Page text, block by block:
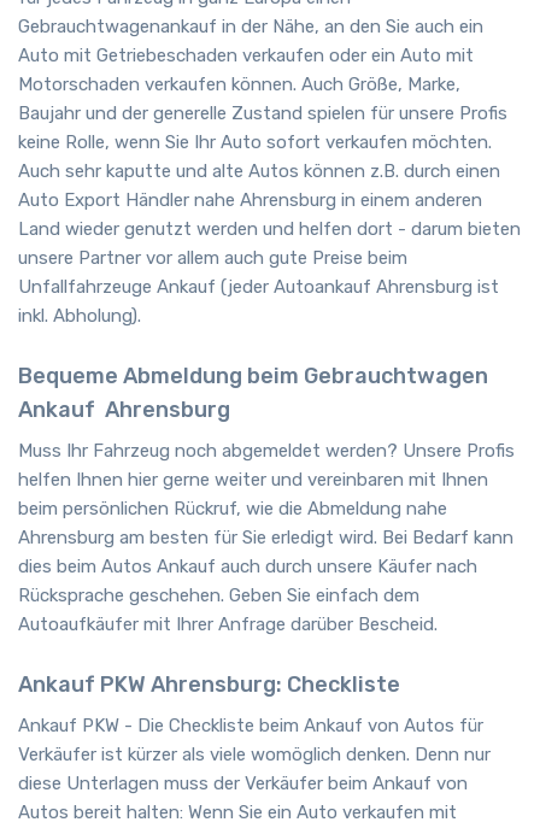
Gebrauchtwagenankauf in der Nähe, an den Sie auch ein
Auto mit Getriebeschaden verkaufen oder ein Auto mit
Motorschaden verkaufen können. Auch Größe, Marke,
Baujahr und der generelle Zustand spielen für unsere Profis
keine Rolle, wenn Sie Ihr Auto sofort verkaufen möchten.
Auch sehr kaputte und alte Autos können z.B. durch einen
Auto Export Händler nahe Ahrensburg in einem anderen
Land wieder genutzt werden und helfen dort - darum bieten
unsere Partner vor allem auch gute Preise beim
Unfallfahrzeuge Ankauf (jeder Autoankauf Ahrensburg ist
inkl. Abholung).
Bequeme Abmeldung beim Gebrauchtwagen
Ankauf Ahrensburg
Muss Ihr Fahrzeug noch abgemeldet werden? Unsere Profis
helfen Ihnen hier gerne weiter und vereinbaren mit Ihnen
beim persönlichen Rückruf, wie die Abmeldung nahe
Ahrensburg am besten für Sie erledigt wird. Bei Bedarf kann
dies beim Autos Ankauf auch durch unsere Käufer nach
Rücksprache geschehen. Geben Sie einfach dem
Autoaufkäufer mit Ihrer Anfrage darüber Bescheid.
Ankauf PKW Ahrensburg: Checkliste
Ankauf PKW - Die Checkliste beim Ankauf von Autos für
Verkäufer ist kürzer als viele womöglich denken. Denn nur
diese Unterlagen muss der Verkäufer beim Ankauf von
Autos bereit halten: Wenn Sie ein Auto verkaufen mit